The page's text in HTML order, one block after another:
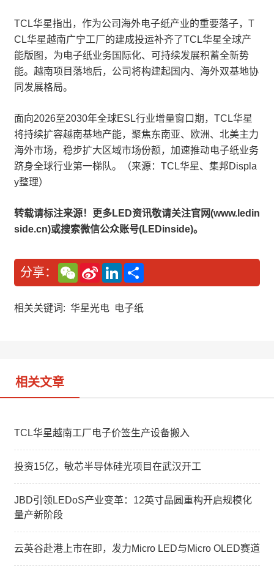
TCL华星指出，作为公司海外电子纸产业的重要落子，T
CL华星越南广宁工厂的建成投运补齐了TCL华星全球产
能版图，为电子纸业务国际化、可持续发展积蓄全新势
能。越南项目落地后，公司将构建起国内、海外双基地协
同发展格局。
面向2026至2030年全球ESL行业增量窗口期，TCL华星
将持续扩容越南基地产能，聚焦东南亚、欧洲、北美主力
海外市场，稳步扩大区域市场份额，加速推动电子纸业务
跻身全球行业第一梯队。（来源：TCL华星、集邦Displa
y整理）
转载请标注来源！更多LED资讯敬请关注官网(www.ledin
side.cn)或搜索微信公众账号(LEDinside)。
分享：
W
e
C
a
S
n
W
L
n
e
相关关键词: 华星光电 电子纸
相关文章
TCL华星越南工厂电子价签生产设备搬入
投资15亿，敏芯半导体硅光项目在武汉开工
JBD引领LEDoS产业变革：12英寸晶圆重构开启规模化
量产新阶段
云英谷赴港上市在即，发力Micro LED与Micro OLED赛道